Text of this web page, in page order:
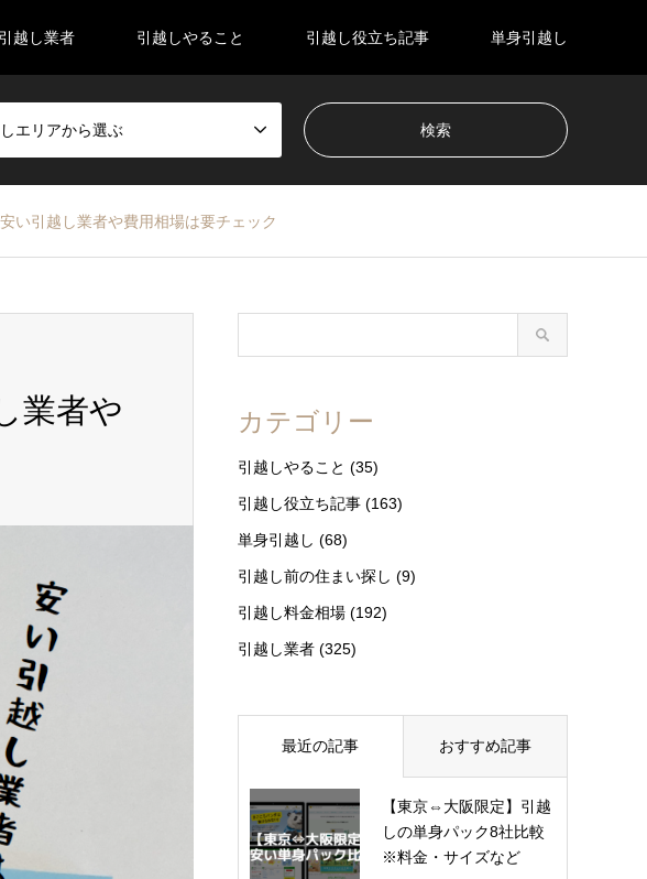
引越し業者 引越しやること 引越し役立ち記事 単身引越し
エリアから選ぶ
い引越し業者や費用相場は要チェック
業者や
カテゴリー
引越しやること (35)
引越し役立ち記事 (163)
単身引越し (68)
引越し前の住まい探し (9)
引越し料金相場 (192)
引越し業者 (325)
最近の記事 おすすめ記事
【東京⇔大阪限定】引越
しの単身パック8社比較
※料金・サイズなど